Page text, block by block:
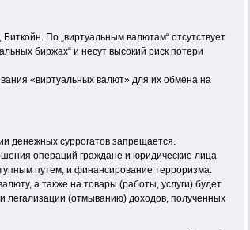
По „виртуальным валютам“ отсутствует
биржах“ и несут высокий риск потери
«виртуальных валют» для их обмена на
денежных суррогатов запрещается.
операций граждане и юридические лица
путем, и финансирование терроризма.
а также на товары (работы, услуги) будет
легализации (отмыванию) доходов, полученных